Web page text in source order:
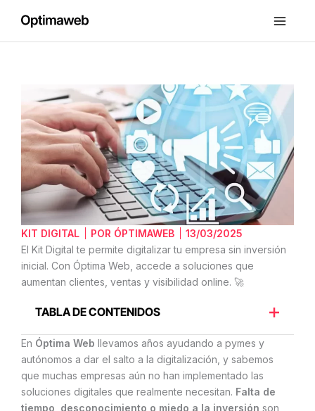
contenido
Beneficios
del
Kit
Digital
para
digitalizar
tu
empresa
KIT DIGITAL POR ÓPTIMAWEB
13/03/2025
El Kit Digital te permite digitalizar tu empresa sin inversión
inicial. Con Óptima Web, accede a soluciones que
aumentan clientes, ventas y visibilidad online. 🚀
TABLA DE CONTENIDOS
En Óptima Web llevamos años ayudando a pymes y
autónomos a dar el salto a la digitalización, y sabemos
que muchas empresas aún no han implementado las
soluciones digitales que realmente necesitan. Falta de
tiempo, desconocimiento o miedo a la inversión son